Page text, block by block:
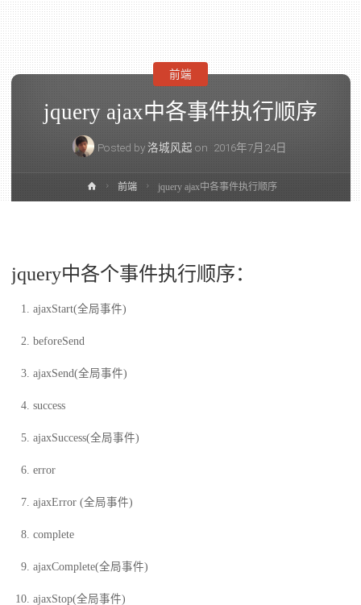
jquery ajax中各事件执行顺序
Posted by 洛城风起 on 2016年7月24日
前端
前端 jquery ajax中各事件执行顺序
jquery中各个事件执行顺序：
ajaxStart(全局事件)
beforeSend
ajaxSend(全局事件)
success
ajaxSuccess(全局事件)
error
ajaxError (全局事件)
complete
ajaxComplete(全局事件)
ajaxStop(全局事件)